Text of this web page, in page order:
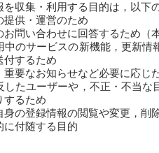
収集・利用する目的は，以下
提供・運営のため
問い合わせに回答するため（
中のサービスの新機能，更新
付するため
重要なお知らせなど必要に応じ
したユーザーや，不正・不当な
するため
身の登録情報の閲覧や変更，削
に付随する目的